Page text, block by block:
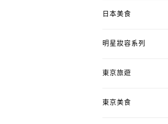
日本美食
明星妝容系列
東京旅遊
東京美食